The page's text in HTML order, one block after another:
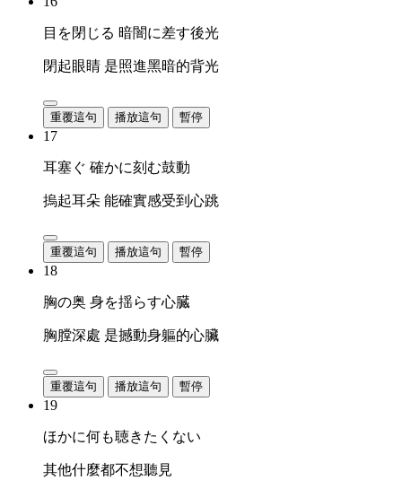
目を閉じる 暗闇に差す後光
閉起眼睛 是照進黑暗的背光
重覆這句 播放這句 暫停
17
耳塞ぐ 確かに刻む鼓動
摀起耳朵 能確實感受到心跳
重覆這句 播放這句 暫停
18
胸の奥 身を揺らす心臓
胸膛深處 是撼動身軀的心臟
重覆這句 播放這句 暫停
19
ほかに何も聴きたくない
其他什麼都不想聽見